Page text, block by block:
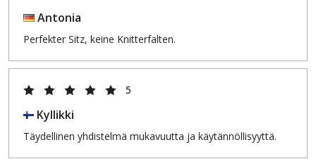
Antonia
Perfekter Sitz, keine Knitterfalten.
5
Kyllikki
Täydellinen yhdistelmä mukavuutta ja käytännöllisyyttä.